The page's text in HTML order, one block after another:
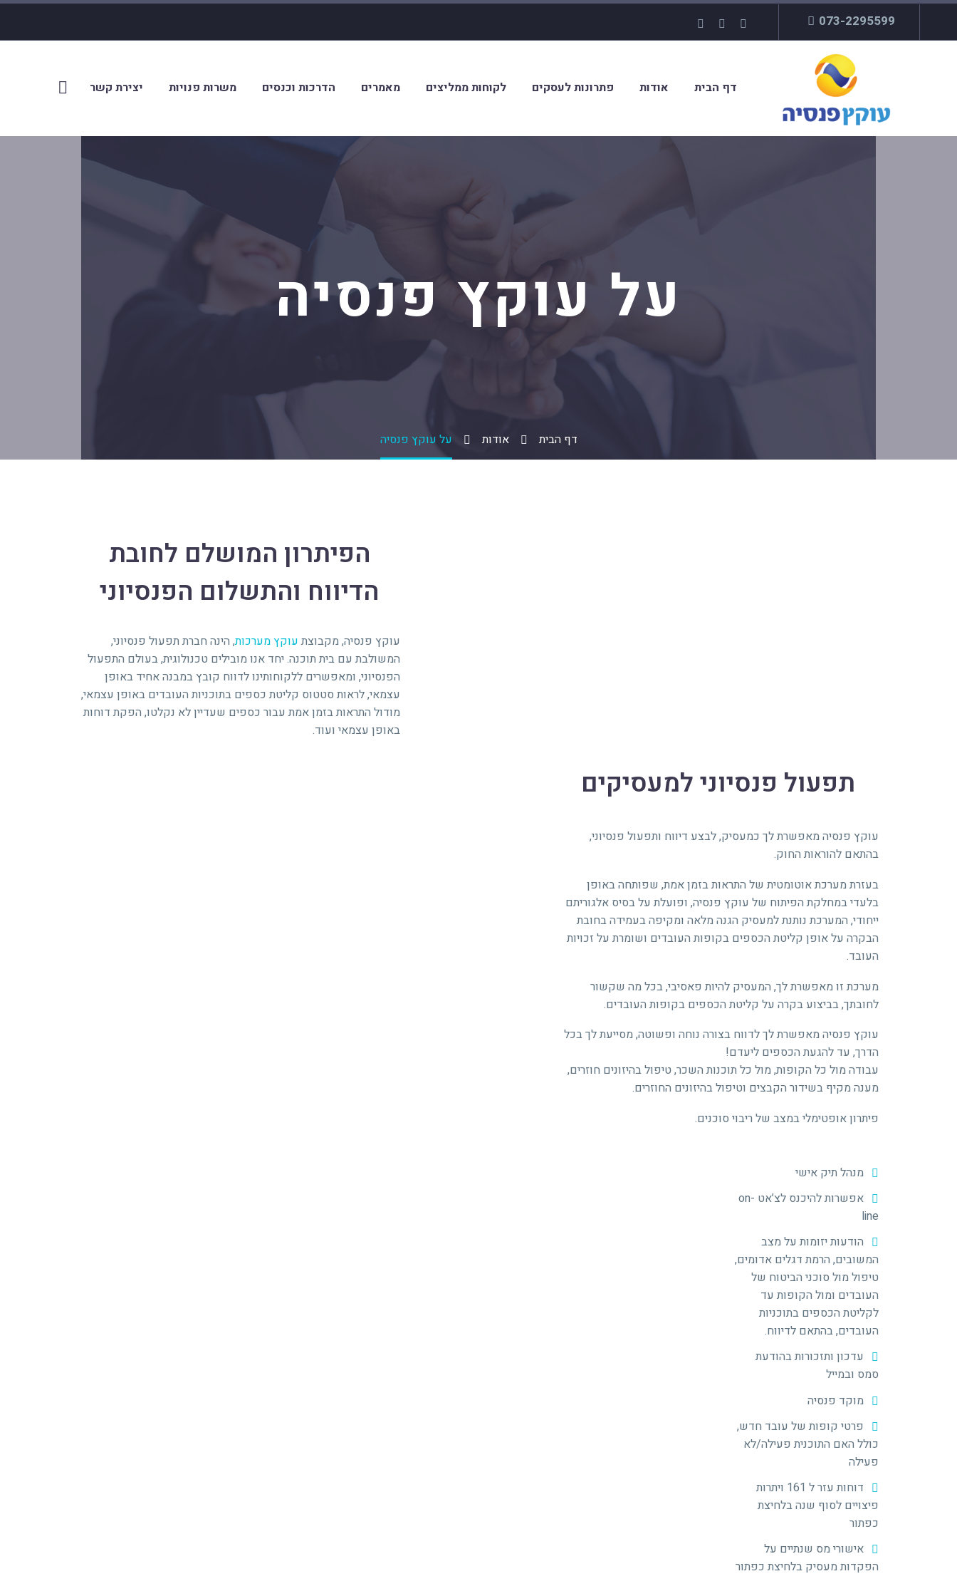
073-2295599
דף הבית אודות פתרונות לעסקים לקוחות ממליצים מאמרים הדרכות וכנסים משרות פנויות יצירת קשר
על עוקץ פנסיה
דף הבית אודות על עוקץ פנסיה
הפיתרון המושלם לחובת
הדיווח והתשלום הפנסיוני
עוקץ פנסיה, מקבוצת עוקץ מערכות, הינה חברת תפעול פנסיוני,
המשולבת עם בית תוכנה. יחד אנו מובילים טכנולוגית, בעולם התפעול
הפנסיוני, ומאפשרים ללקוחותינו לדווח קובץ במבנה אחיד באופן
עצמאי, לראות סטטוס קליטת כספים בתוכניות העובדים באופן עצמאי,
מודול התראות בזמן אמת עבור כספים שעדיין לא נקלטו, הפקת דוחות
באופן עצמאי ועוד.
תפעול פנסיוני למעסיקים
עוקץ פנסיה מאפשרת לך כמעסיק, לבצע דיווח ותפעול פנסיוני,
בהתאם להוראות החוק.
בעזרת מערכת אוטומטית של התראות בזמן אמת, שפותחה באופן
בלעדי במחלקת הפיתוח של עוקץ פנסיה, ופועלת על בסיס אלגוריתם
ייחודי, המערכת נותנת למעסיק הגנה מלאה ומקיפה בעמידה בחובת
הבקרה על אופן קליטת הכספים בקופות העובדים ושומרת על זכויות
העובד.
מערכת זו מאפשרת לך, המעסיק להיות פאסיבי, בכל מה שקשור
לחובתך, בביצוע בקרה על קליטת הכספים בקופות העובדים.
עוקץ פנסיה מאפשרת לך לדווח בצורה נוחה ופשוטה, מסייעת לך בכל
הדרך, עד להגעת הכספים ליעדם!
עבודה מול כל הקופות, מול כל תוכנות השכר, טיפול בהיזונים חוזרים,
מענה מקיף בשידור הקבצים וטיפול בהיזונים החוזרים.
פיתרון אופטימלי במצב של ריבוי סוכנים.
מנהל תיק אישי
אפשרות להיכנס לצ’אט on-
line
הודעות יזומות על מצב
המשובים, הרמת דגלים אדומים,
טיפול מול סוכני הביטוח של
העובדים ומול הקופות עד
לקליטת הכספים בתוכניות
העובדים, בהתאם לדיווח.
עדכון ותזכורות בהודעת
סמס ובמייל
מוקד פנסיה
פרטי קופות של עובד חדש,
כולל האם התוכנית פעילה/לא
פעילה
דוחות עזר ל 161 ויתרות
פיצויים לסוף שנה בלחיצת
כפתור
אישורי מס שנתיים על
הפקדות מעסיק בלחיצת כפתור